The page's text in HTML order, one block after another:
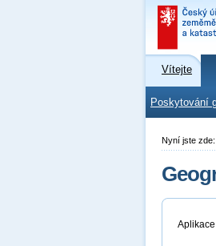
Vítejte
Poskytování
Nyní jste zde: